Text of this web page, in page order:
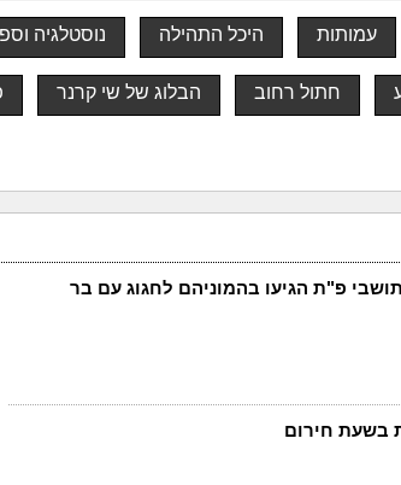
עמותות היכל התהילה נוסטלגיה
חתול רחוב הבלוג של שי קרנר
פ"ת הגיעו בהמוניהם לחגוג עם בר
בשעת חירום